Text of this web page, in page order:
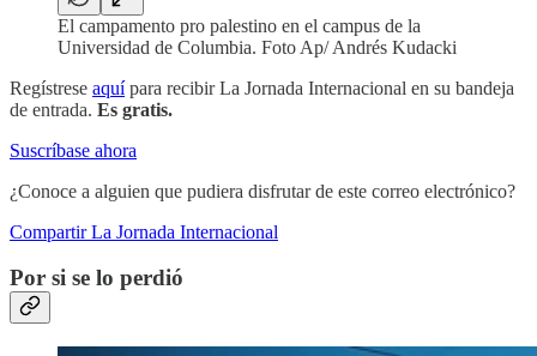
El campamento pro palestino en el campus de la
Universidad de Columbia. Foto Ap/ Andrés Kudacki
Regístrese aquípara recibir La Jornada Internacional en su bandeja
de entrada. Es gratis.
Suscríbase ahora
¿Conoce a alguien que pudiera disfrutar de este correo electrónico?
Compartir La Jornada Internacional
Por si se lo perdió